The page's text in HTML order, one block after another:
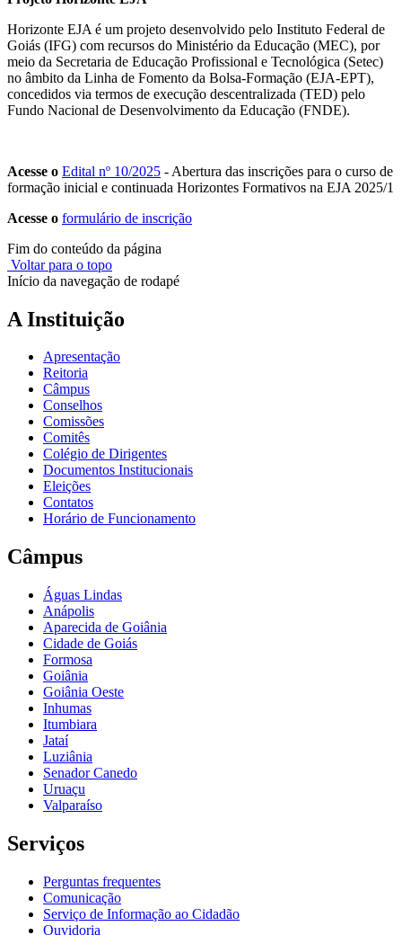
Horizonte EJA é um projeto desenvolvido pelo Instituto Federal de
Goiás (IFG) com recursos do Ministério da Educação (MEC), por
meio da Secretaria de Educação Profissional e Tecnológica (Setec)
no âmbito da Linha de Fomento da Bolsa-Formação (EJA-EPT),
concedidos via termos de execução descentralizada (TED) pelo
Fundo Nacional de Desenvolvimento da Educação (FNDE).
Acesse o Edital nº 10/2025 - Abertura das inscrições para o curso de
formação inicial e continuada Horizontes Formativos na EJA 2025/1
Acesse o formulário de inscrição
Fim do conteúdo da página
Voltar para o topo
Início da navegação de rodapé
A Instituição
Apresentação
Reitoria
Câmpus
Conselhos
Comissões
Comitês
Colégio de Dirigentes
Documentos Institucionais
Eleições
Contatos
Horário de Funcionamento
Câmpus
Águas Lindas
Anápolis
Aparecida de Goiânia
Cidade de Goiás
Formosa
Goiânia
Goiânia Oeste
Inhumas
Itumbiara
Jataí
Luziânia
Senador Canedo
Uruaçu
Valparaíso
Serviços
Perguntas frequentes
Comunicação
Serviço de Informação ao Cidadão
Ouvidoria